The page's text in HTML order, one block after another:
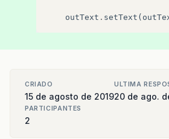
outText . setText (
CRIADO
15 de agosto de 2019
ULTIMA
20 de ago.
PARTICIPANTES
2